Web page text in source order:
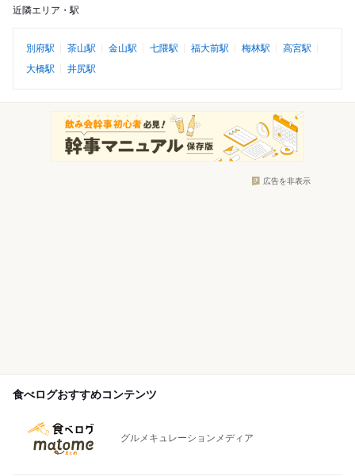
近隣エリア・駅
別府駅 茶山駅 金山駅 七隈駅 福大前駅 梅林駅
高宮駅
大橋駅
井尻駅
広告を非表示
食べログおすすめコンテンツ
グルメキュレーションメディア